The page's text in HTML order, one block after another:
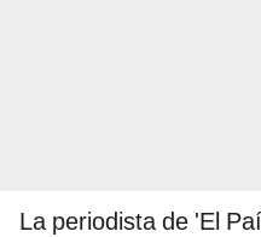
La periodista de 'El